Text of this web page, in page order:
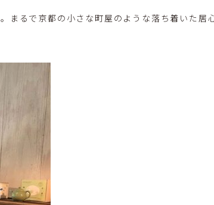
まるで京都の小さな町屋のような落ち着いた居